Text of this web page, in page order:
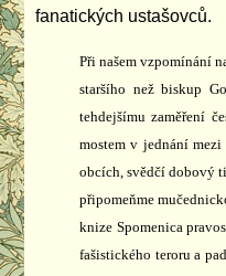
fanatických ustašovců.
Při našem vzpomínání
staršího než biskup
tehdejšímu zaměření
mostem v jednání
obcích, svědčí dobový
připomeňme
knize Spomenica
fašistického teroru a